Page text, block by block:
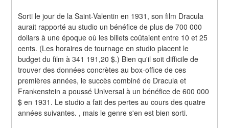
Sorti le jour de la Saint-Valentin en 1931, son film Dracula
aurait rapporté au studio un bénéfice de plus de 700 000
dollars à une époque où les billets coûtaient entre 10 et 25
cents. (Les horaires de tournage en studio placent le
budget du film à 341 191,20 $.) Bien qu'il soit difficile de
trouver des données concrètes au box-office de ces
premières années, le succès combiné de Dracula et
Frankenstein a poussé Universal à un bénéfice de 600 000
$ en 1931. Le studio a fait des pertes au cours des quatre
années suivantes. , mais le genre s'en est bien sorti.